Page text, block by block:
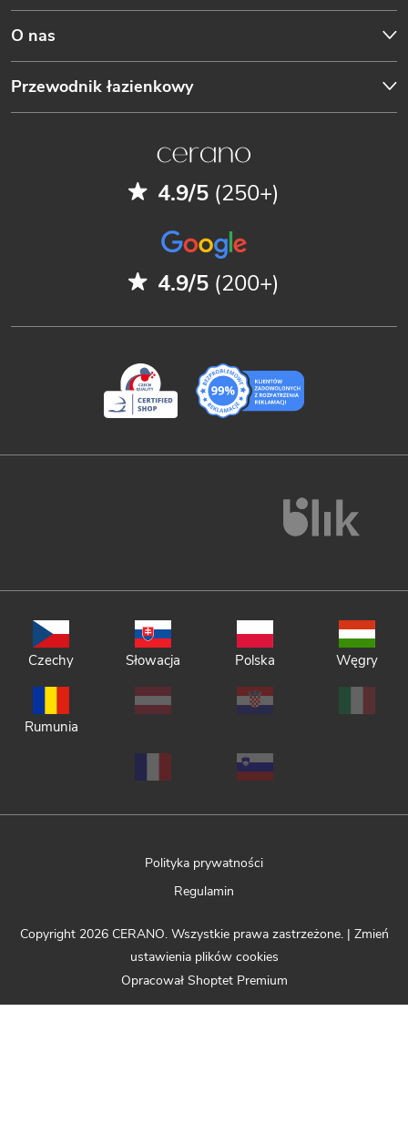
O nas
Przewodnik łazienkowy
4.9/5 (250+)
4.9/5 (200+)
Czechy Słowacja Polska Węgry
Rumunia
Polityka prywatności
Regulamin
Opracował Shoptet Premium
Copyright 2026 CERANO. Wszystkie prawa zastrzeżone. | Zmień
ustawienia plików cookies